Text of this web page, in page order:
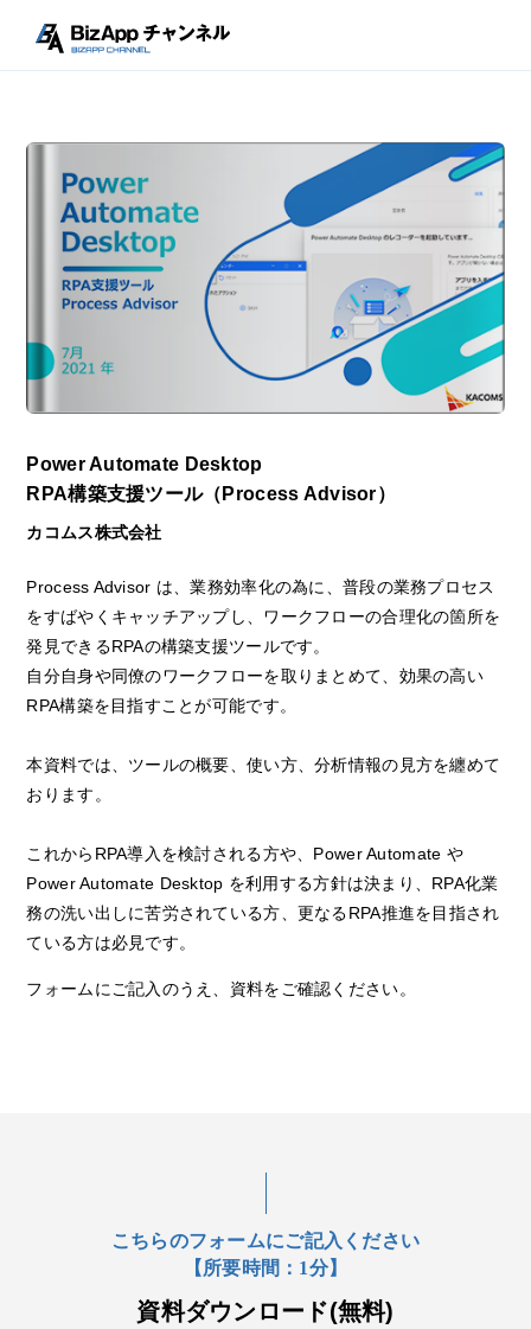
Power Automate Desktop
RPA構築支援ツール（Process Advisor）
カコムス株式会社
Process Advisor は、業務効率化の為に、普段の業務プロセス
をすばやくキャッチアップし、ワークフローの合理化の箇所を
発見できるRPAの構築支援ツールです。
自分自身や同僚のワークフローを取りまとめて、効果の高い
RPA構築を目指すことが可能です。
本資料では、ツールの概要、使い方、分析情報の見方を纏めて
おります。
これからRPA導入を検討される方や、Power Automate や
Power Automate Desktop を利用する方針は決まり、RPA化業
務の洗い出しに苦労されている方、更なるRPA推進を目指され
ている方は必見です。
フォームにご記入のうえ、資料をご確認ください。
こちらのフォームにご記入ください
【所要時間：1分】
資料ダウンロード(無料)